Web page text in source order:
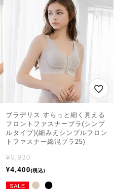
ブラデリス すらっと細く見える
フロントファスナーブラ(シンプ
ルタイプ)(細みえシンプルフロン
トファスナー綿混ブラ25)
¥6,930
¥4,400 税込
SALE